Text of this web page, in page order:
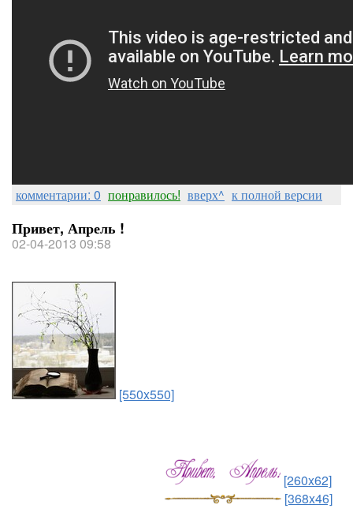
комментарии: 0 понравилось! вверх^ к полной версии
Привет, Апрель !
02-04-2013 09:58
[550x550]
[260x62]
[368x46]